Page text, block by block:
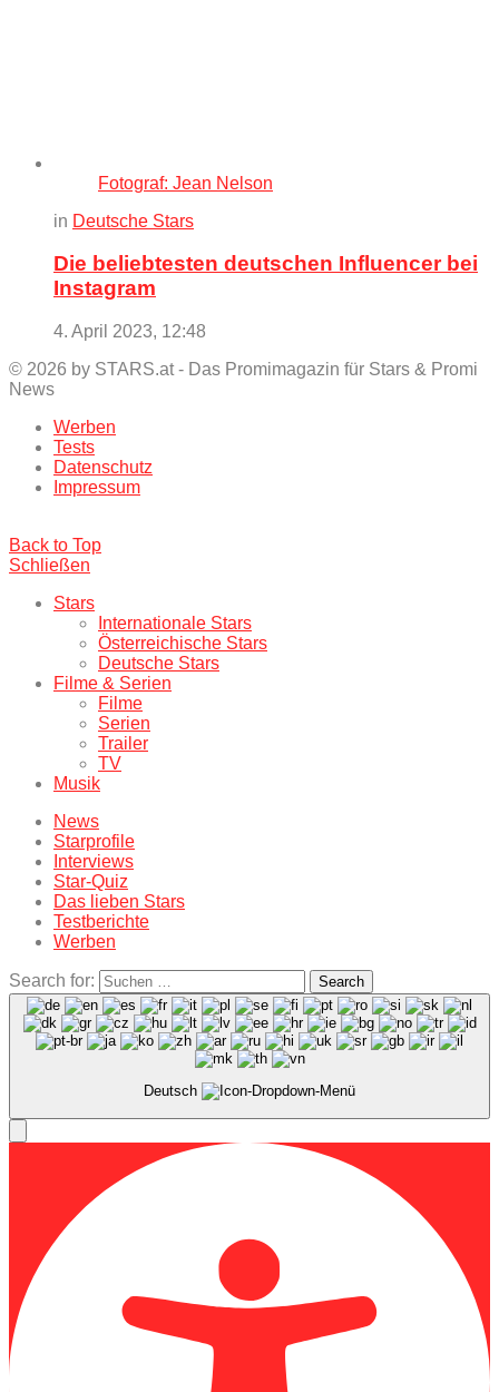
Fotograf: Jean Nelson
in Deutsche Stars
Die beliebtesten deutschen Influencer bei
Instagram
4. April 2023, 12:48
© 2026 by STARS.at - Das Promimagazin für Stars & Promi
News
Werben
Tests
Datenschutz
Impressum
Back to Top
Schließen
Stars
Internationale Stars
Österreichische Stars
Deutsche Stars
Filme & Serien
Filme
Serien
Trailer
TV
Musik
News
Starprofile
Interviews
Star-Quiz
Das lieben Stars
Testberichte
Werben
Search for: Search
Deutsch